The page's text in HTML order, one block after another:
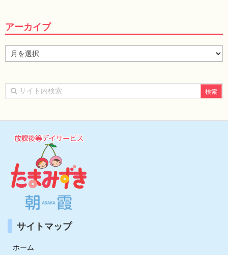
アーカイブ
ー
イ
ブ
サイトマップ
ホーム